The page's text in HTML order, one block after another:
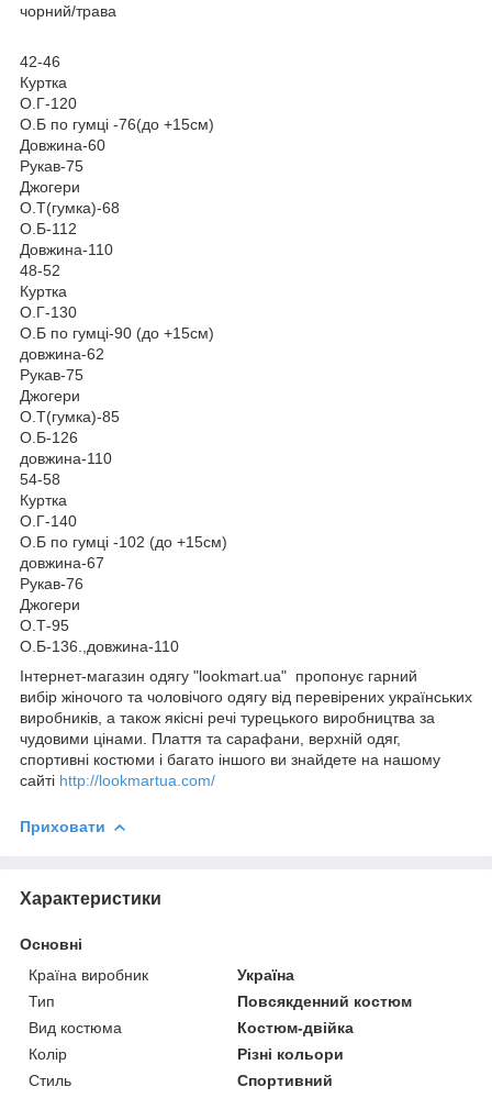
чорний/трава
42-46
Куртка
О.Г-120
О.Б по гумці -76(до +15см)
Довжина-60
Рукав-75
Джогери
О.Т(гумка)-68
О.Б-112
Довжина-110
48-52
Куртка
О.Г-130
О.Б по гумці-90 (до +15см)
довжина-62
Рукав-75
Джогери
О.Т(гумка)-85
О.Б-126
довжина-110
54-58
Куртка
О.Г-140
О.Б по гумці -102 (до +15см)
довжина-67
Рукав-76
Джогери
О.Т-95
О.Б-136.,довжина-110
Інтернет-магазин одягу "lookmart.ua" пропонує гарний
вибір жіночого та чоловічого одягу від перевірених українських
виробників, а також якісні речі турецького виробництва за
чудовими цінами. Плаття та сарафани, верхній одяг,
спортивні костюми і багато іншого ви знайдете на нашому
сайті http://lookmartua.com/
Приховати
Характеристики
Основні
Країна виробник
Україна
Тип
Повсякденний костюм
Вид костюма
Костюм-двійка
Колір
Різні кольори
Стиль
Спортивний